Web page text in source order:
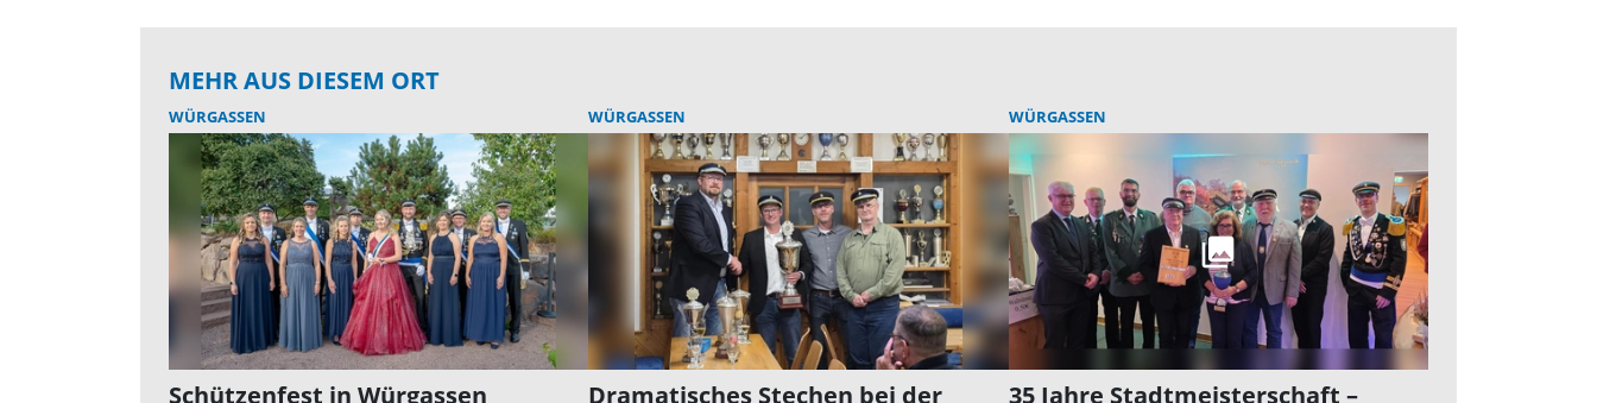
MEHR AUS DIESEM ORT
WÜRGASSEN
Schützenfest in Würgassen
WÜRGASSEN
Dramatisches Stechen bei der
WÜRGASSEN
35 Jahre Stadtmeisterschaft –